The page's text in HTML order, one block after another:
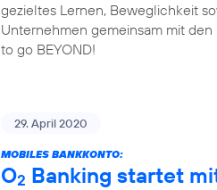
gezieltes Lernen, Beweglichkeit
Unternehmen gemeinsam mit
to go BEYOND!
29. April 2020
MOBILES BANKKONTO:
O2 Banking startet